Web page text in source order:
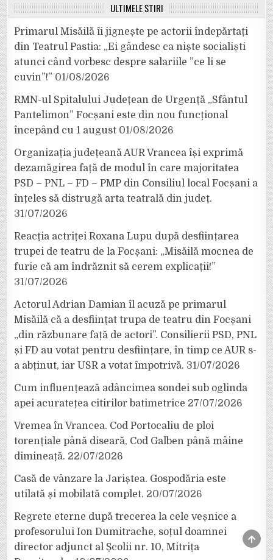
ULTIMELE ȘTIRI
Primarul Misăilă îi jignește pe actorii îndepărtați
din Teatrul Pastia: „Ei gândesc ca niște socialiști
atunci când vorbesc despre salariile ”ce li se
cuvin”!” 01/08/2026
RMN-ul Spitalului Județean de Urgență „Sfântul
Pantelimon” Focșani este din nou funcțional
începând cu 1 august 01/08/2026
Organizația județeană AUR Vrancea își exprimă
dezamăgirea față de modul în care majoritatea
PSD – PNL – FD – PMP din Consiliul local Focșani a
înțeles să distrugă arta teatrală din județ.
31/07/2026
Reacția actriței Roxana Lupu după desființarea
trupei de teatru de la Focșani: „Misăilă mocnea de
furie că am îndrăznit să cerem explicații!”
31/07/2026
Actorul Adrian Damian îl acuză pe primarul
Misăilă că a desființat trupa de teatru din Focșani
„din răzbunare față de actori”. Consilierii PSD, PNL
și FD au votat pentru desființare, în timp ce AUR s-
a abținut, iar USR a votat împotrivă. 31/07/2026
Cum influențează adâncimea sondei sub oglinda
apei acuratețea citirilor batimetrice 27/07/2026
Vremea în Vrancea. Cod Portocaliu de ploi
torențiale până diseară, Cod Galben până mâine
dimineață. 22/07/2026
Casă de vânzare la Jariștea. Gospodăria este
utilată și mobilată complet. 20/07/2026
Regrete eterne după trecerea la cele veșnice a
profesorului Ion Dumitrache, soțul doamnei
director adjunct al Școlii nr. 10, Mitrița
TO
TOP